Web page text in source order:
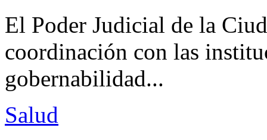
El Poder Judicial de la
coordinación con las
gobernabilidad...
Salud